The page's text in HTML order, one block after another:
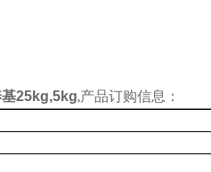
25kg,5kg,产品订购信息：